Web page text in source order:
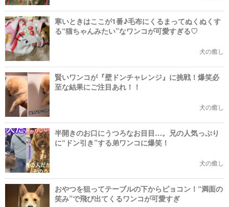
寒いときはここが1番♪毛布にくるまってぬくぬくす
る“猫ちゃんみたい”なワンコが可愛すぎる♡
犬の癒し
賢いワンコが『壁ドンチャレンジ』に挑戦！爆笑必
至な結果にご注目あれ！！
犬の癒し
半開きのお口にうつろなお目目…。兄の人気っぷり
に“ドン引き”する弟ワンコに爆笑！
犬の癒し
おやつを狙ってテーブルの下からピョコン！“満面の
笑み”で飛び出てくるワンコが可愛すぎ